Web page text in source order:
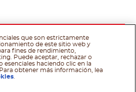
que son estrictamente
de este sitio web y
fines de rendimiento,
Puede aceptar, rechazar o
esenciales haciendo clic en la
obtener más información, lea